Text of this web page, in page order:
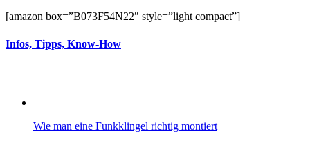
[amazon box=”B073F54N22″ style=”light compact”]
Infos, Tipps, Know-How
Wie man eine Funkklingel richtig montiert